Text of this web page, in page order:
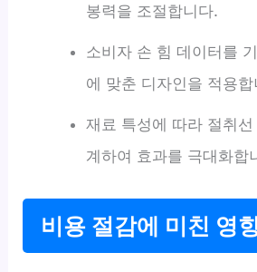
봉력을 조절합니다.
소비자 손 힘 데이터를
에 맞춘 디자인을 적용합
재료 특성에 따라 절취
계하여 효과를 극대화합
비용 절감에 미친 영